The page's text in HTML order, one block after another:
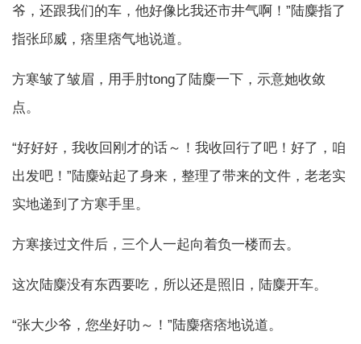
爷，还跟我们的车，他好像比我还市井气啊！”陆麋指了
指张邱威，痞里痞气地说道。
方寒皱了皱眉，用手肘tong了陆麋一下，示意她收敛
点。
“好好好，我收回刚才的话～！我收回行了吧！好了，咱
出发吧！”陆麋站起了身来，整理了带来的文件，老老实
实地递到了方寒手里。
方寒接过文件后，三个人一起向着负一楼而去。
这次陆麋没有东西要吃，所以还是照旧，陆麋开车。
“张大少爷，您坐好叻～！”陆麋痞痞地说道。